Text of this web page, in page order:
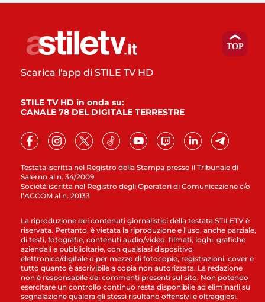
Testata iscritta nel Registro della Stampa presso il Tribunale di
Salerno al n. 34/2009
Società iscritta nel Registro degli Operatori di Comunicazione c/o
l’AGCOM al n. 20133
Scarica l'app di STILE TV HD
STILE TV HD in onda su:
CANALE 78 DEL DIGITALE TERRESTRE
La riproduzione dei contenuti giornalistici della testata STILETV è
riservata. Pertanto, è vietata la riproduzione e l’uso, anche parziale,
di testi, fotografie, contenuti audio/video, filmati, loghi, grafiche
aziendali e pubblicitarie, con qualsiasi dispositivo
elettronico/digitale o per mezzo di fotocopie, registrazioni, cover e
tutto quanto è ascrivibile a copia non autorizzata. La redazione
non è responsabile dei commenti presenti sul sito. Non potendo
esercitare un controllo continuo resta disponibile ad eliminarli su
segnalazione qualora gli stessi risultano offensivi e oltraggiosi.